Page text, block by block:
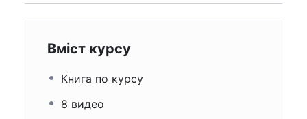
Вміст курсу
Книга по курсу
8 видео